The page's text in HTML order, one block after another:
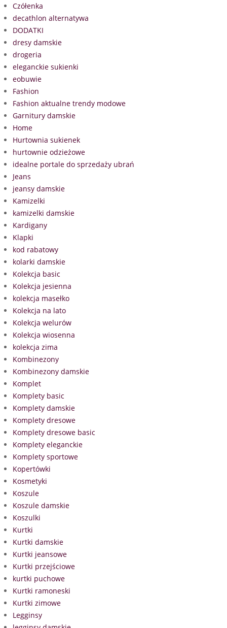
Czółenka
decathlon alternatywa
DODATKI
dresy damskie
drogeria
eleganckie sukienki
eobuwie
Fashion
Fashion aktualne trendy modowe
Garnitury damskie
Home
Hurtownia sukienek
hurtownie odzieżowe
idealne portale do sprzedaży ubrań
Jeans
jeansy damskie
Kamizelki
kamizelki damskie
Kardigany
Klapki
kod rabatowy
kolarki damskie
Kolekcja basic
Kolekcja jesienna
kolekcja masełko
Kolekcja na lato
Kolekcja welurów
Kolekcja wiosenna
kolekcja zima
Kombinezony
Kombinezony damskie
Komplet
Komplety basic
Komplety damskie
Komplety dresowe
Komplety dresowe basic
Komplety eleganckie
Komplety sportowe
Kopertówki
Kosmetyki
Koszule
Koszule damskie
Koszulki
Kurtki
Kurtki damskie
Kurtki jeansowe
Kurtki przejściowe
kurtki puchowe
Kurtki ramoneski
Kurtki zimowe
Legginsy